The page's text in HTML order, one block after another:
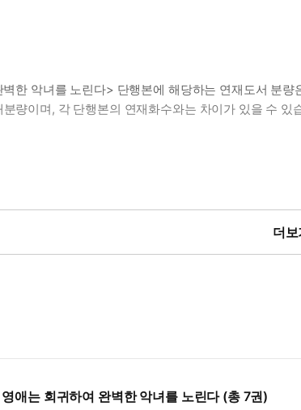
한 악녀를 노린다> 단행본에 해당하는 연재도서 분량
량이며, 각 단행본의 연재화수와는 차이가 있을 수 있
더보
애는 회귀하여 완벽한 악녀를 노린다 (총 7권)